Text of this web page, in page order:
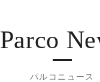
Parco
パルコニュース